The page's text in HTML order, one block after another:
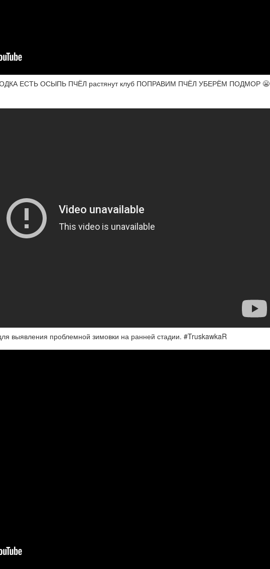
ЕСТЬ ОСЫПЬ ПЧЁЛ растянут клуб ПОПРАВИМ ПЧЁЛ УБЕРЁМ ПОДМОР 😬
выявления проблемной зимовки на ранней стадии. #TruskawkaR